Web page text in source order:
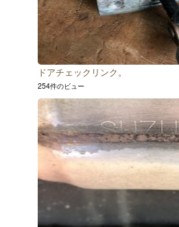
ドアチェックリンク。
254件のビュー